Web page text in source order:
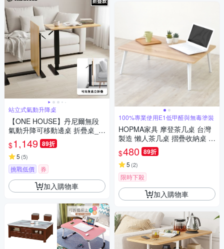
站立式氣動升降桌
【ONE HOUSE】丹尼爾無段
氣動升降可移動邊桌 折疊桌_8
0寬折疊款 1入(邊桌/電腦桌/書
桌)
$1,149 89折
5 (5)
挑戰低價 券
加入購物車
100%專業使用E1低甲醛與無毒塗裝
HOPMA家具 摩登茶几桌 台灣
製造 懶人茶几桌 摺疊收納桌 野
餐露營桌 床上筆電桌-寬80x深6
0x高29cm
$480 89折
5 (2)
限時下殺
加入購物車